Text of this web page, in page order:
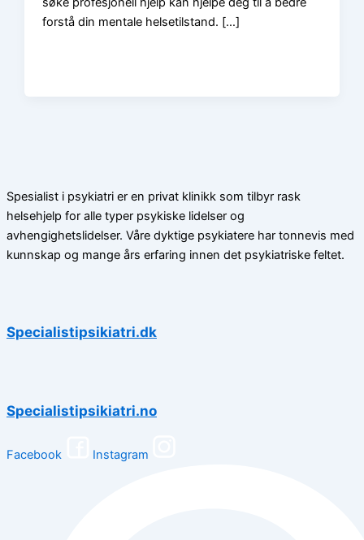
forstå din mentale helsetilstand. […]
Spesialist i psykiatri er en privat klinikk som tilbyr rask
helsehjelp for alle typer psykiske lidelser og
avhengighetslidelser. Våre dyktige psykiatere har tonnevis med
kunnskap og mange års erfaring innen det psykiatriske feltet.
Specialistipsikiatri.dk
Specialistipsikiatri.no
Facebook Instagram